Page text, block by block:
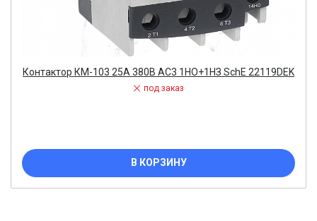
Контактор КМ-103 25А 380В AC3 1НО+1НЗ SchE 22119DEK
под заказ
В КОРЗИНУ